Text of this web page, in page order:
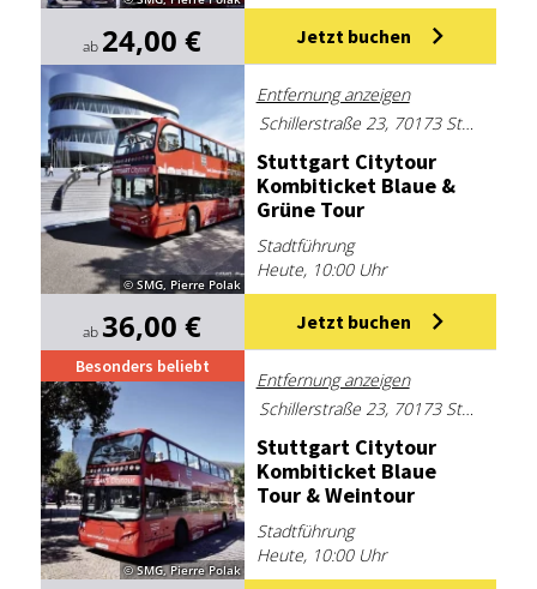
ab 24,00 € Jetzt buchen
© SMG, Pierre Polak
Entfernung anzeigen
Schillerstraße 23, 70173 Stuttgart
Stutt­gart Ci­ty­tour
Kom­bi­ti­cket Blaue &
Grü­ne Tour
Stadtführung
Heute, 10:00 Uhr
ab 36,00 € Jetzt buchen
© SMG, Pierre Polak
Besonders beliebt
Entfernung anzeigen
Schillerstraße 23, 70173 Stuttgart
Stutt­gart Ci­ty­tour
Kom­bi­ti­cket Blaue
Tour & Wein­tour
Stadtführung
Heute, 10:00 Uhr